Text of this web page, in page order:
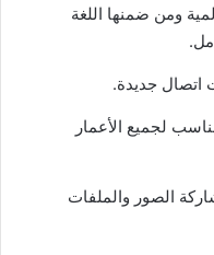
ومن ضمنها اللغة
اتصال جديدة.
لجميع الأعمار
الصور والملفات